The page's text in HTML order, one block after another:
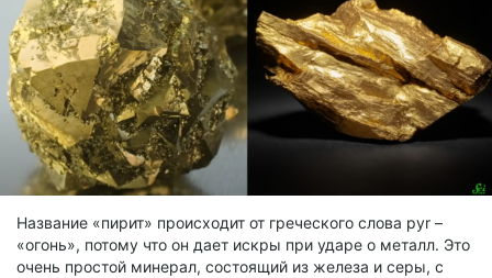
Название «пирит» происходит от греческого слова pyr –
«огонь», потому что он дает искры при ударе о металл. Это
очень простой минерал, состоящий из железа и серы, с